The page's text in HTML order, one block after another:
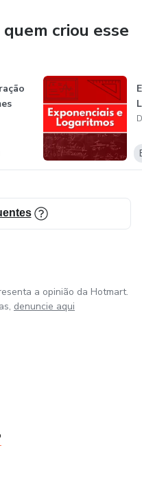
criou esse
a opinião da Hotmart.
denuncie aqui